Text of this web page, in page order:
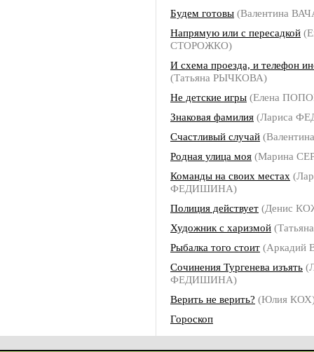
Будем готовы (Валентина
Напрямую или с пересадкой
СТОРОЖКО)
И схема проезда, и телефон
(Татьяна РЫЧКОВА)
Не детские игры (Елена
Знаковая фамилия (Лариса
Счастливый случай
Родная улица моя (Марина
Команды на своих местах
ФЕДИШИНА)
Полиция действует (Денис
Художник с харизмой
Рыбалка того стоит
Сочинения Тургенева изъять
ФЕДИШИНА)
Верить не верить? (Юлия
Гороскоп